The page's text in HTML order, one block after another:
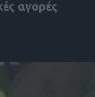
αγορές